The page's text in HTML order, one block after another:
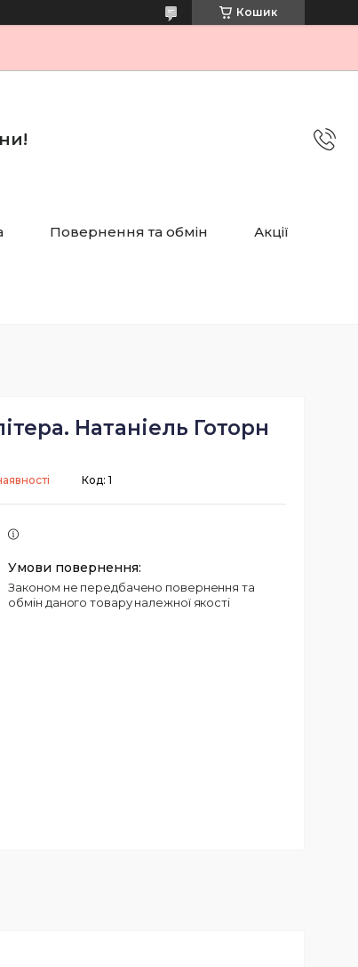
Кошик
Повернення та обмін Акції
Натаніель Готорн
Код: 1
Законом не передбачено повернення та
обмін даного товару належної якості